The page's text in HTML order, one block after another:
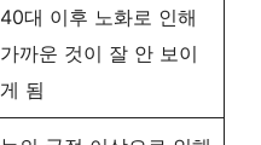
40대 이후 노화로 인해
가까운 것이 잘 안 보이
게 됨